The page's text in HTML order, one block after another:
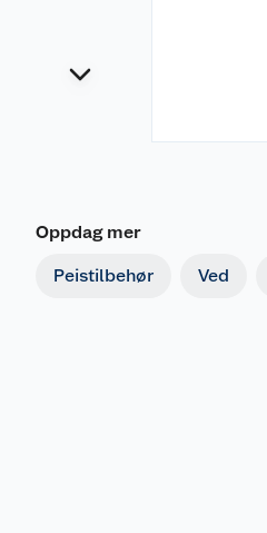
Oppdag mer
Peistilbehør Ved